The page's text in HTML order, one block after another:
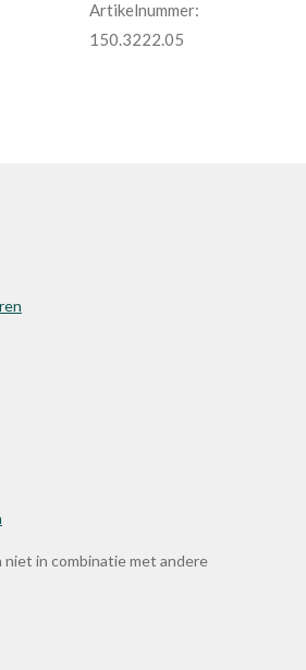
Artikelnummer:
150.3222.05
in combinatie met andere